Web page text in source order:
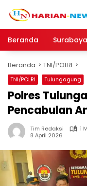
Beranda
Surabaya
Beranda TNI/POLRI
TNI/POLRI Tulungagung
Polres
Pencabulan
Tim Redaksi
1
8 April 2026